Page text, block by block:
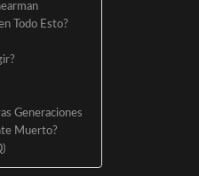
Todo Esto?
Generaciones
Muerto?